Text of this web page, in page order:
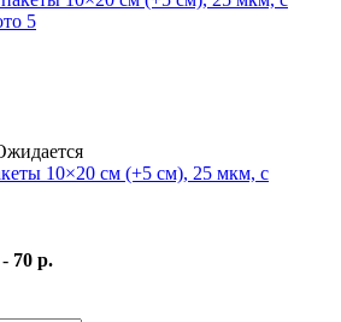
10×20 см (+5 см), 25 мкм, с
70 р.